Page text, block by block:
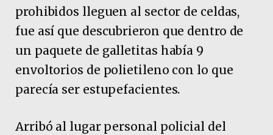
prohibidos lleguen al sector de celdas,
fue así que descubrieron que dentro de
un paquete de galletitas había 9
envoltorios de polietileno con lo que
parecía ser estupefacientes.
Arribó al lugar personal policial del